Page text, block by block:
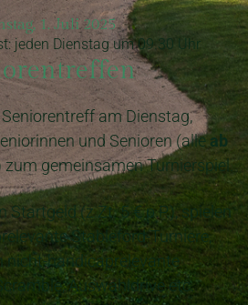
1. Juli 2025
jeden Dienstag um 09.30 Uhr
am Dienstag,
und Senioren (alle ab
gemeinsamen Turnierspiel.
Startgeld (z.Zt. 5 € p.P.), spielen
Stableford-Turniere,
nicht-handicaprelevante
Auswahldrive etc.